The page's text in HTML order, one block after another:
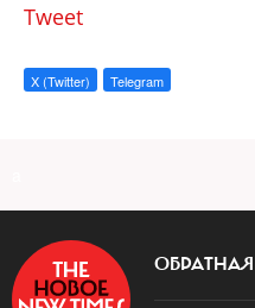
Tweet
X (Twitter) Telegram
ОБРАТНАЯ